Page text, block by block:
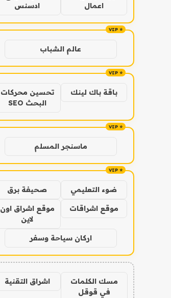
اعمال
ادسنس
عالم الشباب
باقة باك لينك
تحسين محركات
البحث SEO
ماسنجر المسلم
ضوء التعليمي صحيفة برق
موقع اشراقات
موقع اشراق اون
لاين
اركان سياحة وسفر
مسك الكلمات
في قوقل
اشراق التقنية